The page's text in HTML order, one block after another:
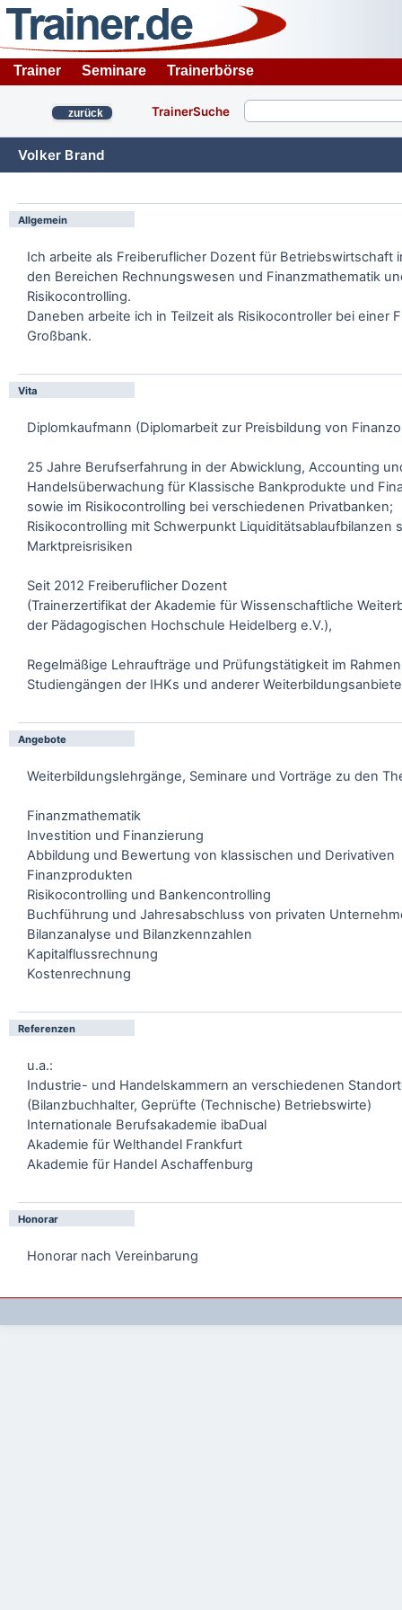
Trainer Seminare Trainerbörse
zurück TrainerSuche
Volker Brand
Allgemein
Ich arbeite als Freiberuflicher Dozent für Betriebswirtschaft
den Bereichen Rechnungswesen und Finanzmathematik
Risikocontrolling.
Daneben arbeite ich in Teilzeit als Risikocontroller bei einer
Großbank.
Vita
Diplomkaufmann (Diplomarbeit zur Preisbildung von
25 Jahre Berufserfahrung in der Abwicklung, Accounting
Handelsüberwachung für Klassische Bankprodukte und
sowie im Risikocontrolling bei verschiedenen Privatbanken;
Risikocontrolling mit Schwerpunkt Liquiditätsablaufbilanzen
Marktpreisrisiken
Seit 2012 Freiberuflicher Dozent
(Trainerzertifikat der Akademie für Wissenschaftliche
der Pädagogischen Hochschule Heidelberg e.V.),
Regelmäßige Lehraufträge und Prüfungstätigkeit im
Studiengängen der IHKs und anderer
Angebote
Weiterbildungslehrgänge, Seminare und Vorträge zu den
Finanzmathematik
Investition und Finanzierung
Abbildung und Bewertung von klassischen und Derivativen
Finanzprodukten
Risikocontrolling und Bankencontrolling
Buchführung und Jahresabschluss von privaten
Bilanzanalyse und Bilanzkennzahlen
Kapitalflussrechnung
Kostenrechnung
Referenzen
u.a.:
Industrie- und Handelskammern an verschiedenen
(Bilanzbuchhalter, Geprüfte (Technische) Betriebswirte)
Internationale Berufsakademie ibaDual
Akademie für Welthandel Frankfurt
Akademie für Handel Aschaffenburg
Honorar
Honorar nach Vereinbarung